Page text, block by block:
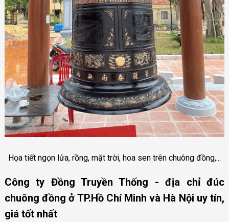
Họa tiết ngọn lửa, rồng, mặt trời, hoa sen trên chuông đồng,...
Công ty Đồng Truyền Thống - địa chỉ đúc
chuông đồng ở TP.Hồ Chí Minh và Hà Nội uy tín,
giá tốt nhất